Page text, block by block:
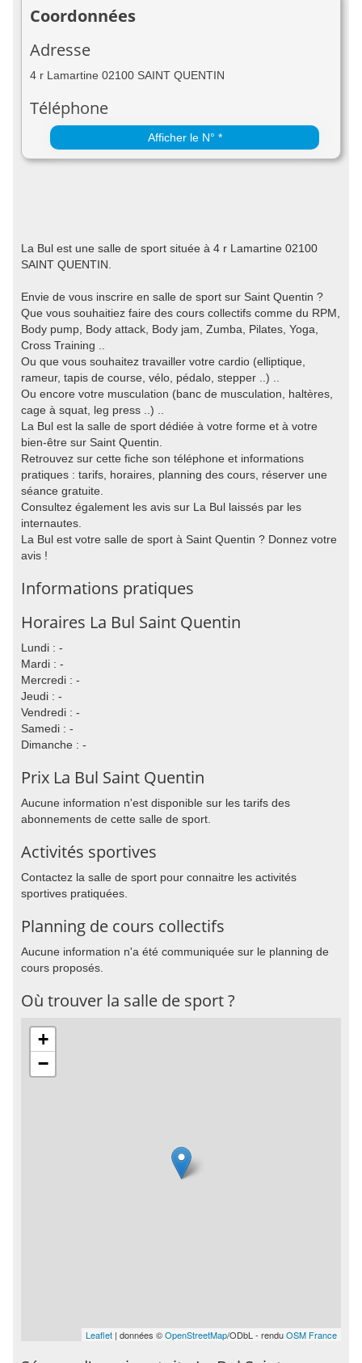
Coordonnées
Adresse
4 r Lamartine 02100 SAINT QUENTIN
Téléphone
Afficher le N° *
La Bul est une salle de sport située à 4 r Lamartine 02100
SAINT QUENTIN.
Envie de vous inscrire en salle de sport sur Saint Quentin ?
Que vous souhaitiez faire des cours collectifs comme du RPM,
Body pump, Body attack, Body jam, Zumba, Pilates, Yoga,
Cross Training ..
Ou que vous souhaitez travailler votre cardio (elliptique,
rameur, tapis de course, vélo, pédalo, stepper ..) ..
Ou encore votre musculation (banc de musculation, haltères,
cage à squat, leg press ..) ..
La Bul est la salle de sport dédiée à votre forme et à votre
bien-être sur Saint Quentin.
Retrouvez sur cette fiche son téléphone et informations
pratiques : tarifs, horaires, planning des cours, réserver une
séance gratuite.
Consultez également les avis sur La Bul laissés par les
internautes.
La Bul est votre salle de sport à Saint Quentin ? Donnez votre
avis !
Informations pratiques
Horaires La Bul Saint Quentin
Lundi : -
Mardi : -
Mercredi : -
Jeudi : -
Vendredi : -
Samedi : -
Dimanche : -
Prix La Bul Saint Quentin
Aucune information n'est disponible sur les tarifs des
abonnements de cette salle de sport.
Activités sportives
Contactez la salle de sport pour connaitre les activités
sportives pratiquées.
Planning de cours collectifs
Aucune information n'a été communiquée sur le planning de
cours proposés.
Où trouver la salle de sport ?
+
−
Leaflet | données ©OpenStreetMap/ODbL - renduOSM France